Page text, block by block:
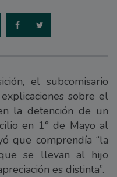
el subcomisario
sobre el
la detención de un
en 1° de Mayo al
que comprendía “la
se llevan al hijo
es distinta”.